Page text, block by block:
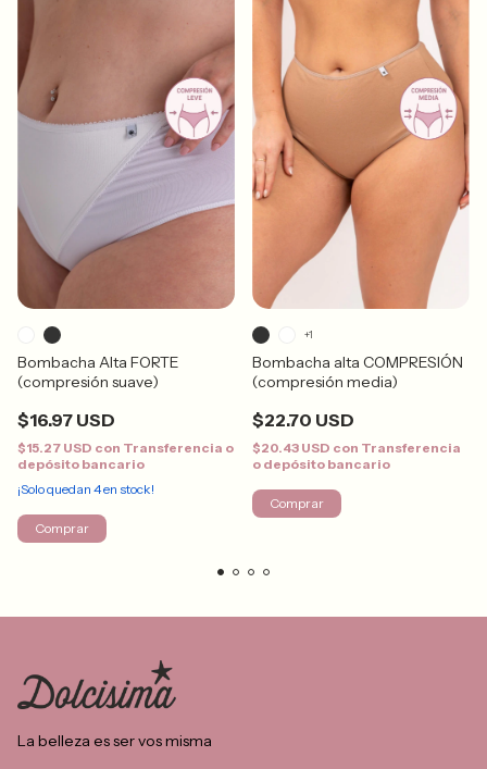
Bombacha Alta FORTE
(compresión suave)
$16.97 USD
$15.27 USD con Transferencia o
depósito bancario
¡Solo quedan 4en stock!
Comprar
Bombacha alta COMPRESIÓN
(compresión media)
$22.70 USD
$20.43 USD con Transferencia
o depósito bancario
+1
Comprar
La belleza es ser vos misma